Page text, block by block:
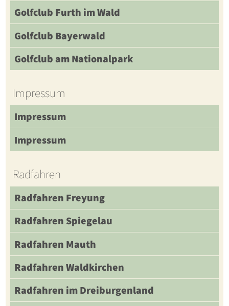
Golfclub Furth im Wald
Golfclub Bayerwald
Golfclub am Nationalpark
Impressum
Impressum
Impressum
Radfahren
Radfahren Freyung
Radfahren Spiegelau
Radfahren Mauth
Radfahren Waldkirchen
Radfahren im Dreiburgenland